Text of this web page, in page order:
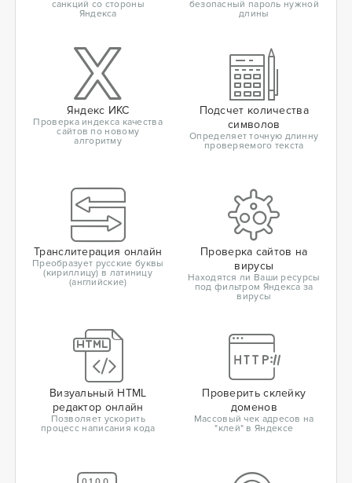
санкций со стороны
Яндекса
безопасный пароль нужной
длины
Яндекс ИКС
Проверка индекса качества
сайтов по новому
алгоритму
Подсчет количества
символов
Определяет точную длинну
проверяемого текста
Транслитерация онлайн
Преобразует русские буквы
(кириллицу) в латиницу
(английские)
Проверка сайтов на
вирусы
Находятся ли Ваши ресурсы
под фильтром Яндекса за
вирусы
Визуальный HTML
редактор онлайн
Позволяет ускорить
процесс написания кода
Проверить склейку
доменов
Массовый чек адресов на
"клей" в Яндексе